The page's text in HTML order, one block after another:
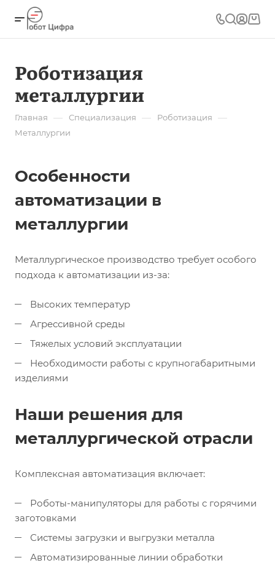
Роботизация
металлургии
Главная — Специализация — Роботизация —
Металлургии
Особенности
автоматизации в
металлургии
Металлургическое производство требует особого
подхода к автоматизации из-за:
Высоких температур
Агрессивной среды
Тяжелых условий эксплуатации
Необходимости работы с крупногабаритными
изделиями
Наши решения для
металлургической отрасли
Комплексная автоматизация включает:
Роботы-манипуляторы для работы с горячими
заготовками
Системы загрузки и выгрузки металла
Автоматизированные линии обработки